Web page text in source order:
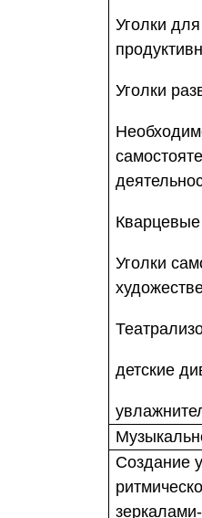
Уголки
Уголки
Уголки
детские
Создание